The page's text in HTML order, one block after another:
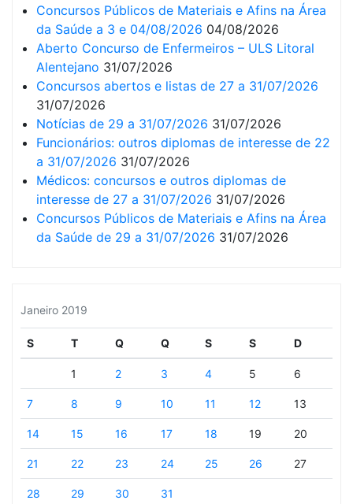
Concursos Públicos de Materiais e Afins na Área
da Saúde a 3 e 04/08/2026 04/08/2026
Aberto Concurso de Enfermeiros – ULS Litoral
Alentejano 31/07/2026
Concursos abertos e listas de 27 a 31/07/2026
31/07/2026
Notícias de 29 a 31/07/2026 31/07/2026
Funcionários: outros diplomas de interesse de 22
a 31/07/2026 31/07/2026
Médicos: concursos e outros diplomas de
interesse de 27 a 31/07/2026 31/07/2026
Concursos Públicos de Materiais e Afins na Área
da Saúde de 29 a 31/07/2026 31/07/2026
Janeiro 2019
S T Q Q S S D
1 2 3 4 5 6
7 8 9 10 11 12 13
14 15 16 17 18 19 20
21 22 23 24 25 26 27
28 29 30 31